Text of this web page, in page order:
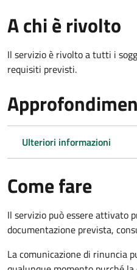
A chi è rivolto
Il servizio è rivolto a tutti i
requisiti previsti.
Ulteriori informazioni
Come fare
Il servizio può essere attivato
documentazione prevista,
La comunicazione di rinuncia